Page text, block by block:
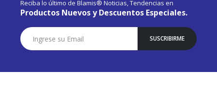
Reciba lo último de Blamis® Noticias, Tendencias en
Productos Nuevos y Descuentos Especiales.
Suscríbase
a
Nuestro
SUSCRIBIRME